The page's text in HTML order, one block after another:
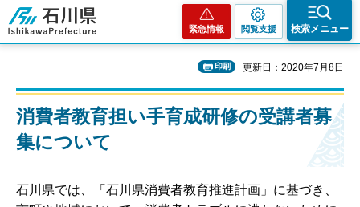
石川県
緊急情報 閲覧支援 検索メニュー
印刷 更新日：2020年7月8日
消費者教育担い手育成研修の受講者募
集について
石川県では、「石川県消費者教育推進計画」に基づき、